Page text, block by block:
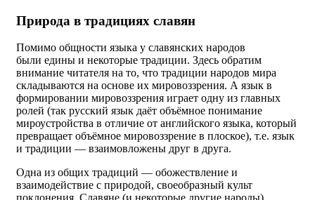
Природа в традициях славян
Помимо общности языка у славянских народов
были едины и некоторые традиции. Здесь обратим
внимание читателя на то, что традиции народов мира
складываются на основе их мировоззрения. А язык в
формировании мировоззрения играет одну из главных
ролей (так русский язык даёт объёмное понимание
мироустройства в отличие от английского языка, который
превращает объёмное мировоззрение в плоское), т.е. язык
и традиции — взаимовложены друг в друга.
Одна из общих традиций — обожествление и
взаимодействие с природой, своеобразный культ